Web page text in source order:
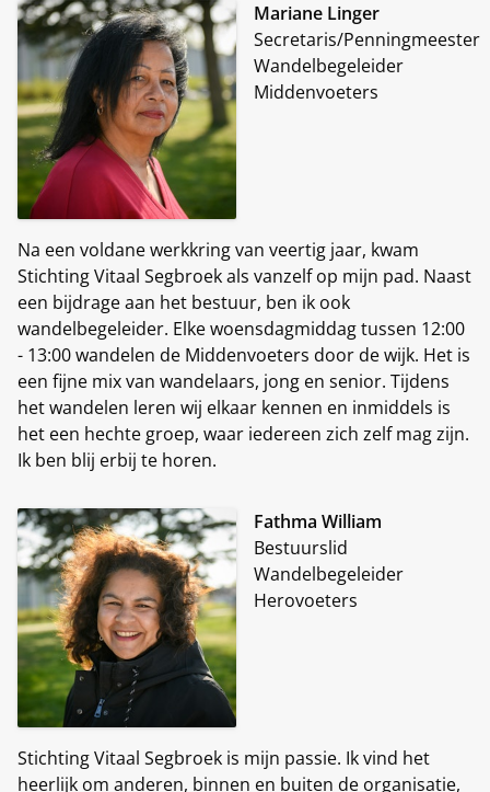
Mariane Linger
Secretaris/Penningmeester
Wandelbegeleider
Middenvoeters
Na een voldane werkkring van veertig jaar, kwam
Stichting Vitaal Segbroek als vanzelf op mijn pad. Naast
een bijdrage aan het bestuur, ben ik ook
wandelbegeleider. Elke woensdagmiddag tussen 12:00
- 13:00 wandelen de Middenvoeters door de wijk. Het is
een fijne mix van wandelaars, jong en senior. Tijdens
het wandelen leren wij elkaar kennen en inmiddels is
het een hechte groep, waar iedereen zich zelf mag zijn.
Ik ben blij erbij te horen.
Fathma William
Bestuurslid
Wandelbegeleider
Herovoeters
Stichting Vitaal Segbroek is mijn passie. Ik vind het
heerlijk om anderen, binnen en buiten de organisatie,